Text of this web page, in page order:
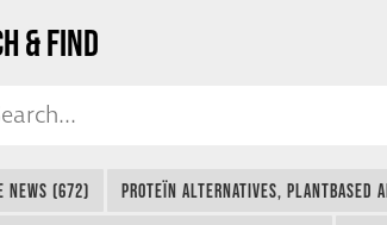
& FIND
NEWS (672) PROTEÏN ALTERNATIVES, PLANTBASED